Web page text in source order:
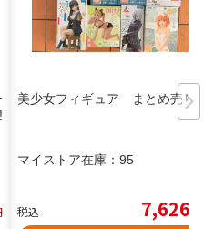
美少女フィギュア まとめ売り
マイストア在庫： 95
税込 7,626